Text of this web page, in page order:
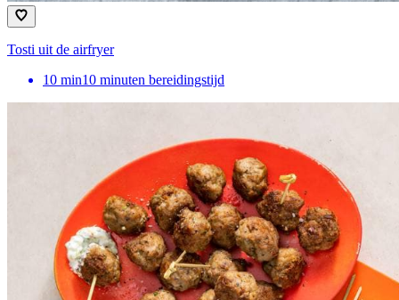
Tosti uit de airfryer
10 min10 minuten bereidingstijd